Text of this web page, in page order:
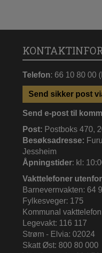
Telefon: 66 10 80 00
Send sikker post
Send e-post til
Post: Postboks 470,
Besøksadresse:
Jessheim
Åpningstider: kl:
Vakttelefoner
Barnevernvakten: 64
Fylkesveger: 175
Kommunal
Legevakt: 116 117
Strøm - Elvia: 02024
Skatt Øst: 800 80 000